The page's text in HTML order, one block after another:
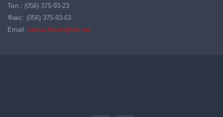
Тел.: (056) 375-93-23
Факс: (056) 375-93-63
Email: hansa-flexdn@ukr.net